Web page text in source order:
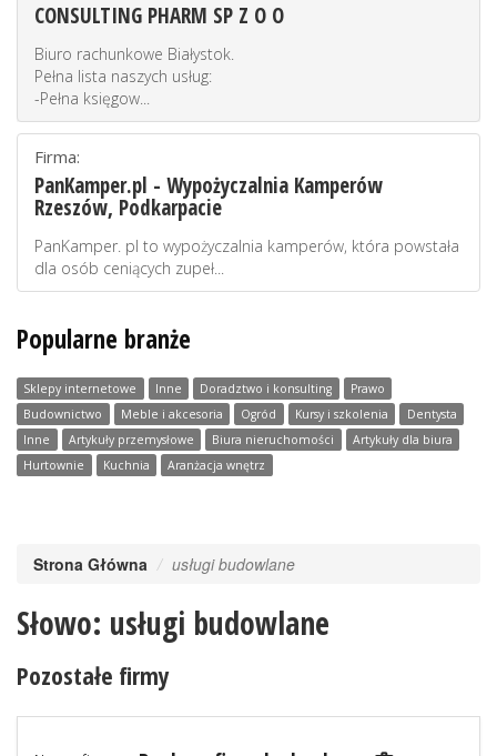
CONSULTING PHARM SP Z O O
Biuro rachunkowe Białystok.
Pełna lista naszych usług:
-Pełna księgow...
Firma:
PanKamper.pl - Wypożyczalnia Kamperów
Rzeszów, Podkarpacie
PanKamper. pl to wypożyczalnia kamperów, która powstała
dla osób ceniących zupeł...
Popularne branże
Sklepy internetowe Inne Doradztwo i konsulting
Prawo
Budownictwo
Meble i akcesoria Ogród Kursy i szkolenia
Dentysta
Inne
Artykuły przemysłowe Biura nieruchomości
Artykuły dla biura
Hurtownie
Kuchnia Aranżacja wnętrz
Strona Główna usługi budowlane
Słowo: usługi budowlane
Pozostałe firmy